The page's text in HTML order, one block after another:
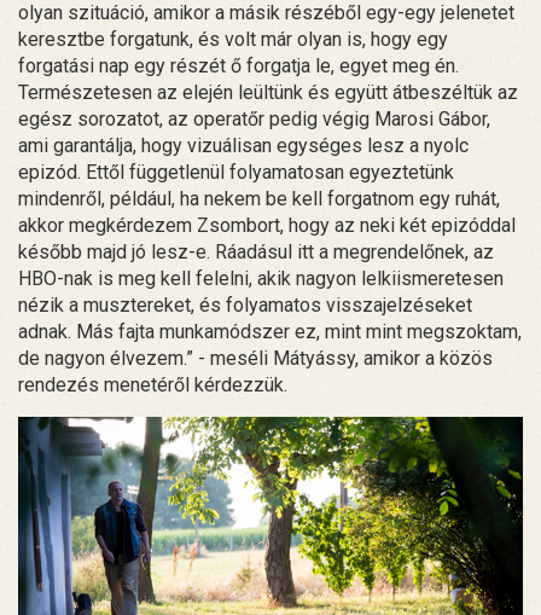
olyan szituáció, amikor a másik részéből egy-egy jelenetet
keresztbe forgatunk, és volt már olyan is, hogy egy
forgatási nap egy részét ő forgatja le, egyet meg én.
Természetesen az elején leültünk és együtt átbeszéltük az
egész sorozatot, az operatőr pedig végig Marosi Gábor,
ami garantálja, hogy vizuálisan egységes lesz a nyolc
epizód. Ettől függetlenül folyamatosan egyeztetünk
mindenről, például, ha nekem be kell forgatnom egy ruhát,
akkor megkérdezem Zsombort, hogy az neki két epizóddal
később majd jó lesz-e. Ráadásul itt a megrendelőnek, az
HBO-nak is meg kell felelni, akik nagyon lelkiismeretesen
nézik a musztereket, és folyamatos visszajelzéseket
adnak. Más fajta munkamódszer ez, mint mint megszoktam,
de nagyon élvezem.” - meséli Mátyássy, amikor a közös
rendezés menetéről kérdezzük.